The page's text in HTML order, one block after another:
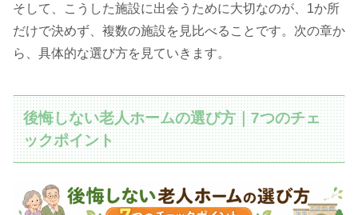
そして、こうした施設に出会うために大切なのが、1か所
だけで決めず、複数の施設を見比べることです。次の章か
ら、具体的な選び方を見ていきます。
後悔しない老人ホームの選び方｜7つのチェ
ックポイント